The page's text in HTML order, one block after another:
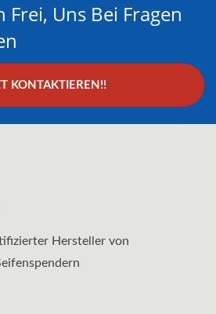
Frei, Uns Bei Fragen
KONTAKTIEREN!!
Hersteller von